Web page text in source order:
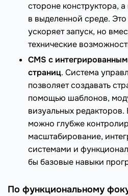
стороне конструктора, а
в выделенной среде.
ускоряет запуск, но
технические
CMS с
страниц. Система
позволяет создавать
помощью шаблонов,
визуальных
можно глубже
масштабирование,
системами и
бы базовые навыки
По функциональному